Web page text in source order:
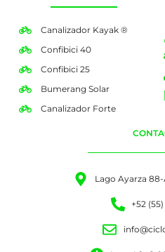
Canalizador Kayak ®
Confibici 40
Confibici 25
Bumerang Solar
Canalizador Forte
Lago Ayarza 88-
+52